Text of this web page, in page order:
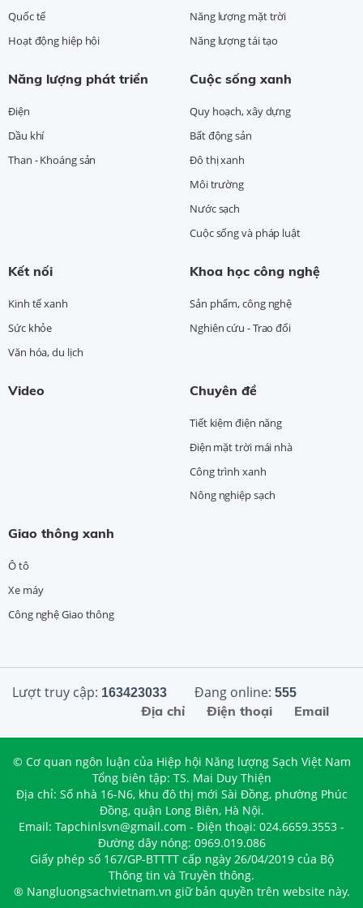
Quốc tế
Hoạt động hiệp hội
Năng lượng mặt trời
Năng lượng tái tạo
Năng lượng phát triển
Điện
Dầu khí
Than - Khoáng sản
Cuộc sống xanh
Quy hoạch, xây dựng
Bất động sản
Đô thị xanh
Môi trường
Nước sạch
Cuộc sống và pháp luật
Kết nối
Kinh tế xanh
Sức khỏe
Văn hóa, du lịch
Khoa học công nghệ
Sản phẩm, công nghệ
Nghiên cứu - Trao đổi
Video Chuyên đề
Tiết kiệm điện năng
Điện mặt trời mái nhà
Công trình xanh
Nông nghiệp sạch
Giao thông xanh
Ô tô
Xe máy
Công nghệ Giao thông
Lượt truy cập: 163423033 Đang online: 555
Email
Điện thoại
Địa chỉ
© Cơ quan ngôn luận của Hiệp hội Năng lượng Sạch Việt Nam
Tổng biên tập: TS. Mai Duy Thiện
Địa chỉ: Số nhà 16-N6, khu đô thị mới Sài Đồng, phường Phúc
Đồng, quận Long Biên, Hà Nội.
Email: Tapchinlsvn@gmail.com - Điện thoại: 024.6659.3553 -
Đường dây nóng: 0969.019.086
Giấy phép số 167/GP-BTTTT cấp ngày 26/04/2019 của Bộ
Thông tin và Truyền thông.
® Nangluongsachvietnam.vn giữ bản quyền trên website này.